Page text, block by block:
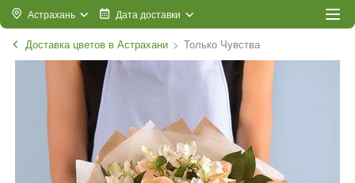
Астрахань Дата доставки
Доставка цветов в Астрахани Только Чувства